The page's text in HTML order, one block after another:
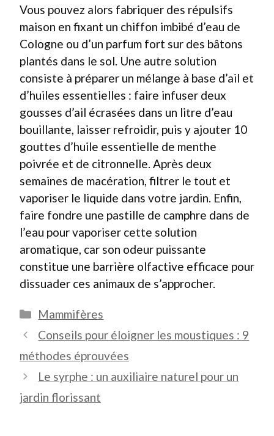
Vous pouvez alors fabriquer des répulsifs
maison en fixant un chiffon imbibé d’eau de
Cologne ou d’un parfum fort sur des bâtons
plantés dans le sol. Une autre solution
consiste à préparer un mélange à base d’ail et
d’huiles essentielles : faire infuser deux
gousses d’ail écrasées dans un litre d’eau
bouillante, laisser refroidir, puis y ajouter 10
gouttes d’huile essentielle de menthe
poivrée et de citronnelle. Après deux
semaines de macération, filtrer le tout et
vaporiser le liquide dans votre jardin. Enfin,
faire fondre une pastille de camphre dans de
l’eau pour vaporiser cette solution
aromatique, car son odeur puissante
constitue une barrière olfactive efficace pour
dissuader ces animaux de s’approcher.
Catégories
Mammifères
Conseils pour éloigner les moustiques : 9
méthodes éprouvées
Le syrphe : un auxiliaire naturel pour un
jardin florissant